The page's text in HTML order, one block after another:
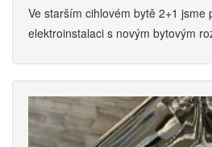
Ve starším cihlovém bytě 2+1 jsme
elektroinstalaci s novým bytovým